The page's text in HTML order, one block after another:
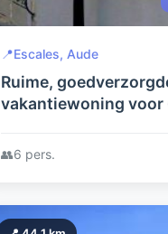
📍Escales, Aude
Ruime,
vakantiewoning voor
👥6 pers.